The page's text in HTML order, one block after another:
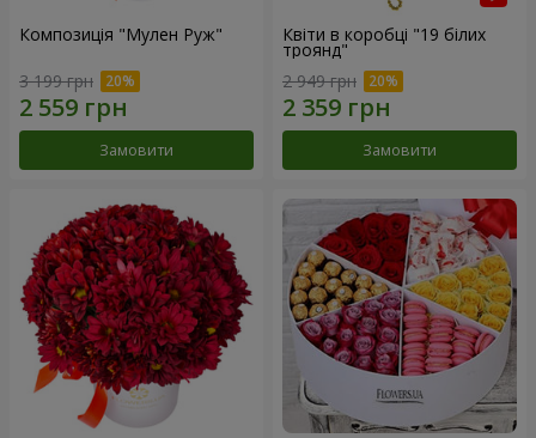
Композиція "Мулен Руж"
3 199 грн
Замовити
Квіти в коробці "19 білих
троянд"
2 949 грн
Замовити